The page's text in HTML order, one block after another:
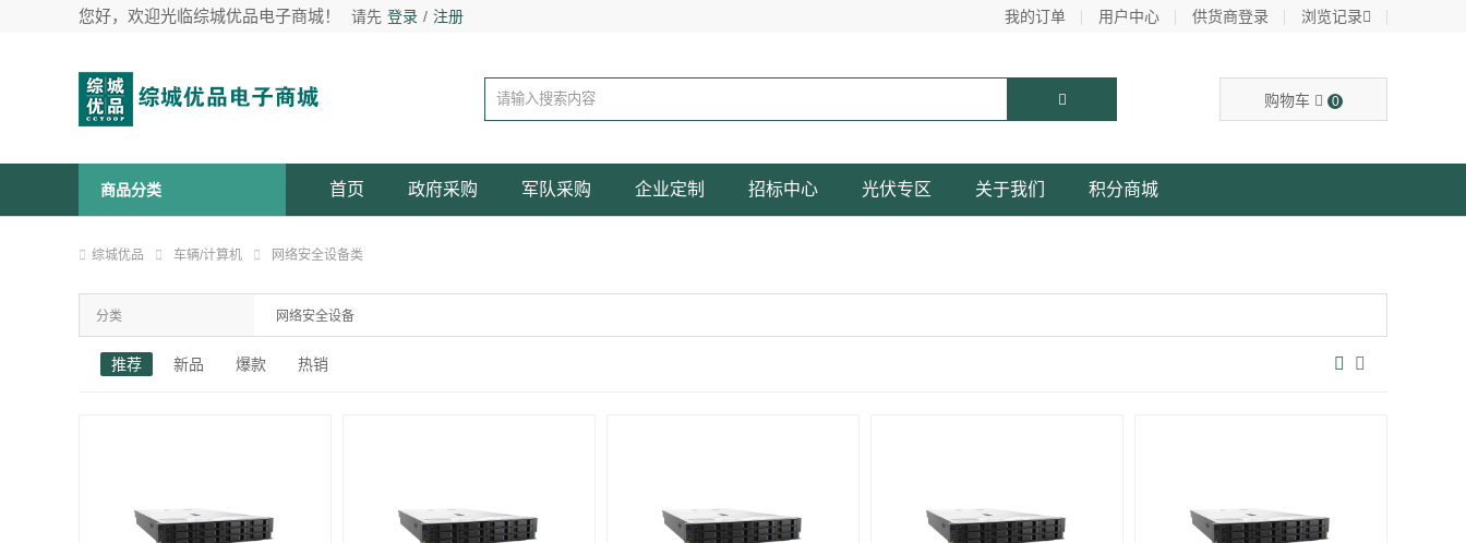
您好，欢迎光临综城优品电子商城！ 请先 登录 / 注册 我的订单 用户中心 供货商登录 浏览记录
购物车 0
商品分类 首页 政府采购 军队采购 企业定制 招标中心 光伏专区 关于我们 积分商城
综城优品 车辆/计算机 网络安全设备类
分类 网络安全设备
推荐 新品 爆款 热销